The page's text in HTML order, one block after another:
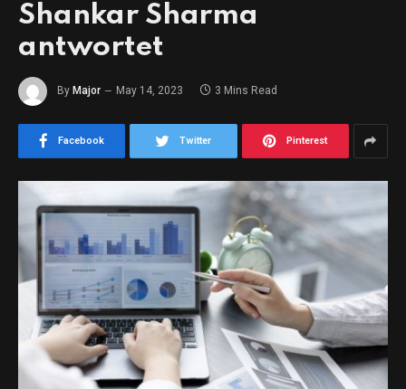
Shankar Sharma
antwortet
By Major May 14, 2023 3 Mins Read
Facebook Twitter Pinterest